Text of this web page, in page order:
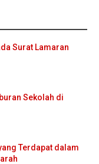
Surat Lamaran
Sekolah di
Terdapat dalam